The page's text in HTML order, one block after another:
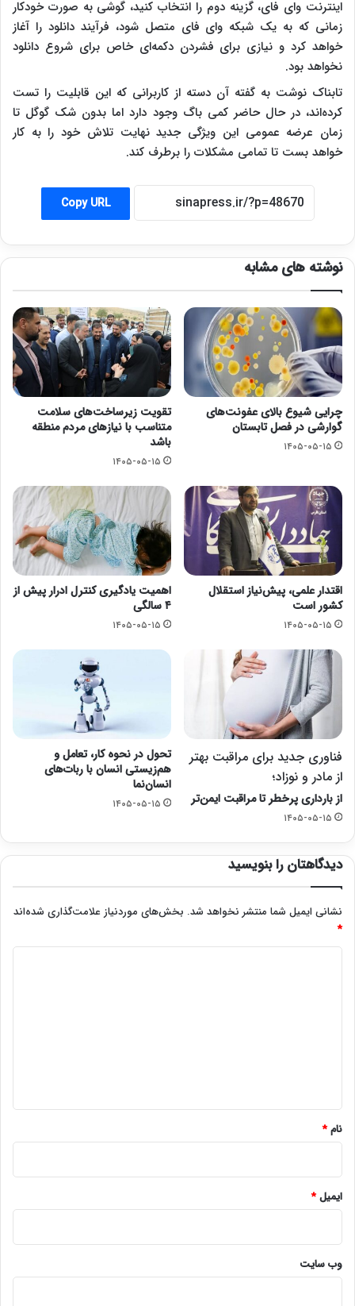
اینترنت وای فای، گزینه دوم را انتخاب کنید، گوشی به صورت خودکار
زمانی که به یک شبکه وای فای متصل شود، فرآیند دانلود را آغاز
خواهد کرد و نیازی برای فشردن دکمه‌ای خاص برای شروع دانلود
نخواهد بود.
تابناک نوشت به گفته آن دسته از کاربرانی که این قابلیت را تست
کرده‌اند، در حال حاضر کمی باگ وجود دارد اما بدون شک گوگل تا
زمان عرضه عمومی این ویژگی جدید نهایت تلاش خود را به کار
خواهد بست تا تمامی مشکلات را برطرف کند.
Copy URL
نوشته های مشابه
چرایی شیوع بالای عفونت‌های
گوارشی در فصل تابستان
۱۴۰۵-۰۵-۱۵
تقویت زیرساخت‌های سلامت
متناسب با نیازهای مردم منطقه
باشد
۱۴۰۵-۰۵-۱۵
اقتدار علمی، پیش‌نیاز استقلال
کشور است
۱۴۰۵-۰۵-۱۵
اهمیت یادگیری کنترل ادرار پیش از
۴ سالگی
۱۴۰۵-۰۵-۱۵
فناوری جدید برای مراقبت بهتر
از مادر و نوزاد؛
از بارداری پرخطر تا مراقبت ایمن‌تر
۱۴۰۵-۰۵-۱۵
تحول در نحوه کار، تعامل و
هم‌زیستی انسان با ربات‌های
انسان‌نما
۱۴۰۵-۰۵-۱۵
دیدگاهتان را بنویسید
نشانی ایمیل شما منتشر نخواهد شد. بخش‌های موردنیاز علامت‌گذاری شده‌اند
*
نام*
ایمیل*
وب‌ سایت